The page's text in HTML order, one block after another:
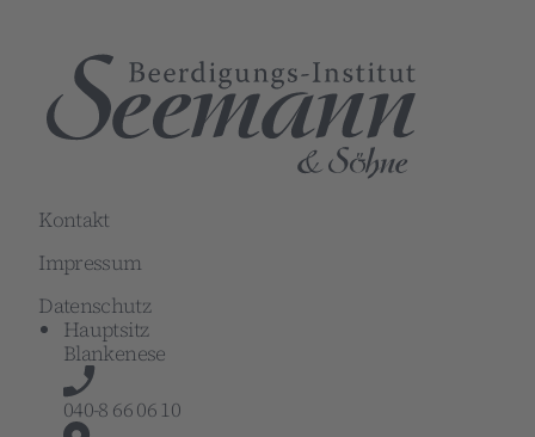
Kontakt
Impressum
Datenschutz
Hauptsitz
Blankenese
040-8 66 06 10